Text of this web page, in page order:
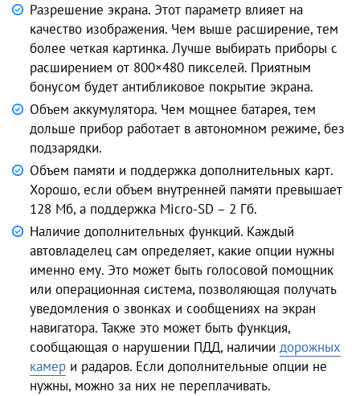
Разрешение экрана. Этот параметр влияет на
качество изображения. Чем выше расширение, тем
более четкая картинка. Лучше выбирать приборы с
расширением от 800×480 пикселей. Приятным
бонусом будет антибликовое покрытие экрана.
Объем аккумулятора. Чем мощнее батарея, тем
дольше прибор работает в автономном режиме, без
подзарядки.
Объем памяти и поддержка дополнительных карт.
Хорошо, если объем внутренней памяти превышает
128 Мб, а поддержка Micro-SD – 2 Гб.
Наличие дополнительных функций. Каждый
автовладелец сам определяет, какие опции нужны
именно ему. Это может быть голосовой помощник
или операционная система, позволяющая получать
уведомления о звонках и сообщениях на экран
навигатора. Также это может быть функция,
сообщающая о нарушении ПДД, наличии дорожных
камер и радаров. Если дополнительные опции не
нужны, можно за них не переплачивать.